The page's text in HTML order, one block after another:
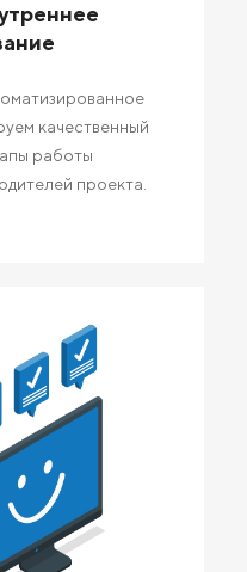
качественный
работы
проекта.